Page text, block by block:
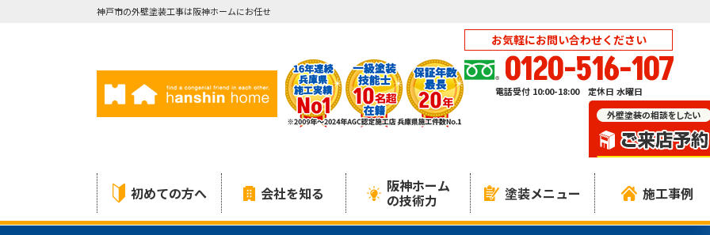
神戸市の外壁塗装工事は阪神ホームにお任せ
お気軽にお問い合わせください
0120-516-107
電話受付 10:00-18:00 定休日 水曜日
初めての方へ 会社を知る 阪神ホーム
の技術力 塗装メニュー 施工事例